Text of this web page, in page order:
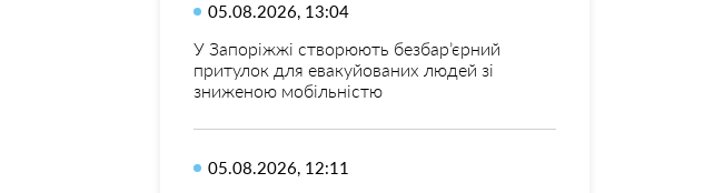
05.08.2026, 13:04
У Запоріжжі створюють безбар’єрний
притулок для евакуйованих людей зі
зниженою мобільністю
05.08.2026, 12:11